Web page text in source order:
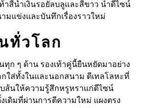
าสีน้ำเงินรอยัลบลูและสีขาว นำดีไซน์
มแข่งและบันทึกเรื่องราวใหม่
ทั่วโลก
ทุก ๆ ด้าน รองเท้าคู่นี้ยืนหยัดมาอย่าง
กใส่ทั้งในและนอกสนาม ดีเทลโลหะที่
บส้นให้ความรู้สึกหรูหราแก่ดีไซน์
เดิมที่ผ่านการตีความใหม่ แผงตรง